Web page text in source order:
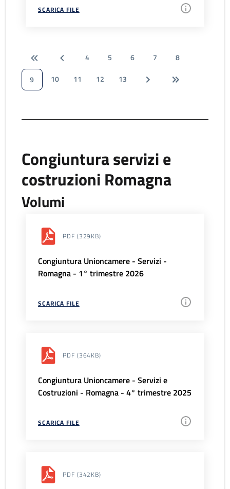
SCARICA FILE
4 5 6 7
8
9
10 11 12 13
Congiuntura servizi e
costruzioni Romagna
Volumi
PDF (329KB)
Congiuntura Unioncamere - Servizi -
Romagna - 1° trimestre 2026
SCARICA FILE
PDF (364KB)
Congiuntura Unioncamere - Servizi e
Costruzioni - Romagna - 4° trimestre 2025
SCARICA FILE
PDF (342KB)